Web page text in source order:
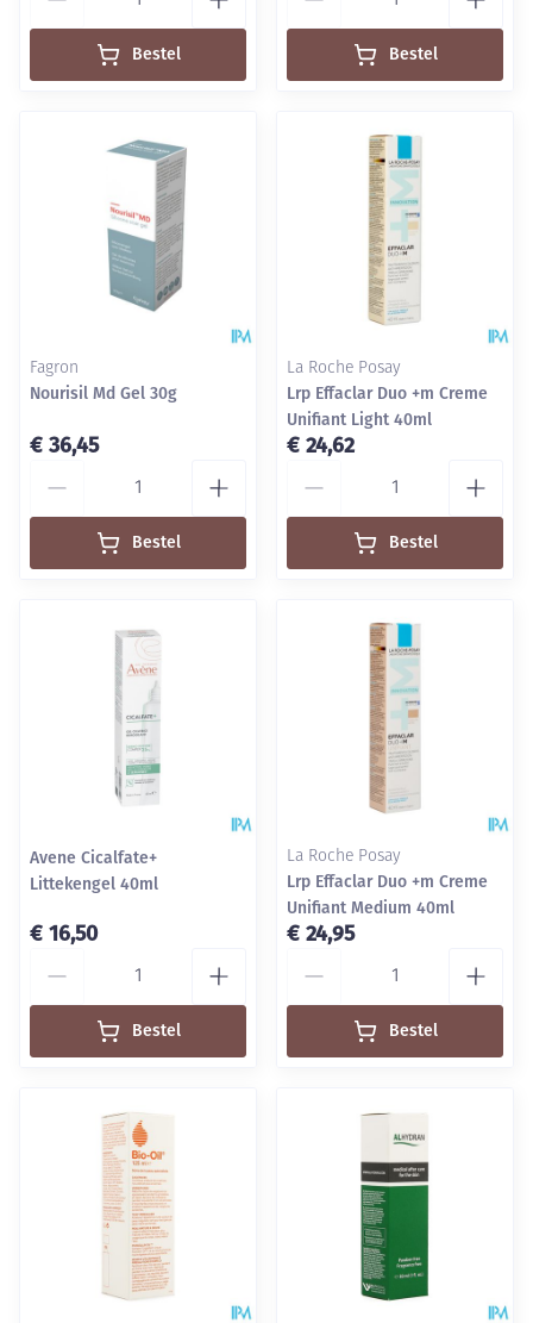
Bestel Bestel
Fagron
Nourisil Md Gel 30g
€ 36,45
Bestel
La Roche Posay
Lrp Effaclar Duo +m Creme
Unifiant Light 40ml
€ 24,62
Bestel
Avene Cicalfate+
Littekengel 40ml
€ 16,50
Bestel
La Roche Posay
Lrp Effaclar Duo +m Creme
Unifiant Medium 40ml
€ 24,95
Bestel